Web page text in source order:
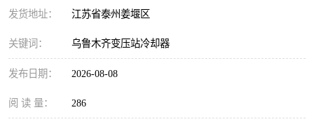
发货地址： 江苏省泰州姜堰区
关键词： 乌鲁木齐变压站冷却器
发布日期： 2026-08-08
阅 读 量： 286